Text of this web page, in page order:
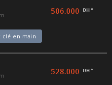
506.000 DH *
clé en main
528.000 DH *